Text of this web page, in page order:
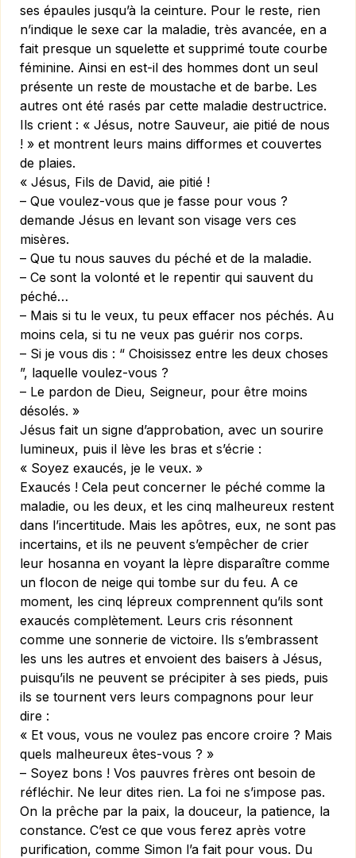
ses épaules jusqu’à la ceinture. Pour le reste, rien
n’indique le sexe car la maladie, très avancée, en a
fait presque un squelette et supprimé toute courbe
féminine. Ainsi en est-il des hommes dont un seul
présente un reste de moustache et de barbe. Les
autres ont été rasés par cette maladie destructrice.
Ils crient : « Jésus, notre Sauveur, aie pitié de nous
! » et montrent leurs mains difformes et couvertes
de plaies.
« Jésus, Fils de David, aie pitié !
– Que voulez-vous que je fasse pour vous ?
demande Jésus en levant son visage vers ces
misères.
– Que tu nous sauves du péché et de la maladie.
– Ce sont la volonté et le repentir qui sauvent du
péché…
– Mais si tu le veux, tu peux effacer nos péchés. Au
moins cela, si tu ne veux pas guérir nos corps.
– Si je vous dis : “ Choisissez entre les deux choses
”, laquelle voulez-vous ?
– Le pardon de Dieu, Seigneur, pour être moins
désolés. »
Jésus fait un signe d’approbation, avec un sourire
lumineux, puis il lève les bras et s’écrie :
« Soyez exaucés, je le veux. »
Exaucés ! Cela peut concerner le péché comme la
maladie, ou les deux, et les cinq malheureux restent
dans l’incertitude. Mais les apôtres, eux, ne sont pas
incertains, et ils ne peuvent s’empêcher de crier
leur hosanna en voyant la lèpre disparaître comme
un flocon de neige qui tombe sur du feu. A ce
moment, les cinq lépreux comprennent qu’ils sont
exaucés complètement. Leurs cris résonnent
comme une sonnerie de victoire. Ils s’embrassent
les uns les autres et envoient des baisers à Jésus,
puisqu’ils ne peuvent se précipiter à ses pieds, puis
ils se tournent vers leurs compagnons pour leur
dire :
« Et vous, vous ne voulez pas encore croire ? Mais
quels malheureux êtes-vous ? »
– Soyez bons ! Vos pauvres frères ont besoin de
réfléchir. Ne leur dites rien. La foi ne s’impose pas.
On la prêche par la paix, la douceur, la patience, la
constance. C’est ce que vous ferez après votre
purification, comme Simon l’a fait pour vous. Du